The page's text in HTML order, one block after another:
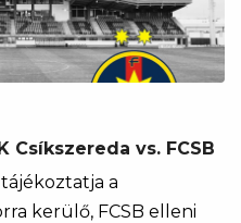
Csíkszereda vs. FCSB
a
kerülő, FCSB elleni